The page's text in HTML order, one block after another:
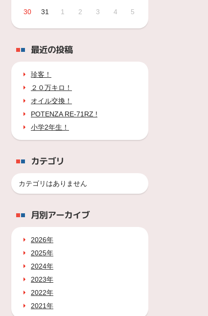
30
31 1 2 3 4 5
最近の投稿
珍客！
２０万キロ！
オイル交換！
POTENZA RE-71RZ !
小学2年生！
カテゴリ
カテゴリはありません
月別アーカイブ
2026年
2025年
2024年
2023年
2022年
2021年